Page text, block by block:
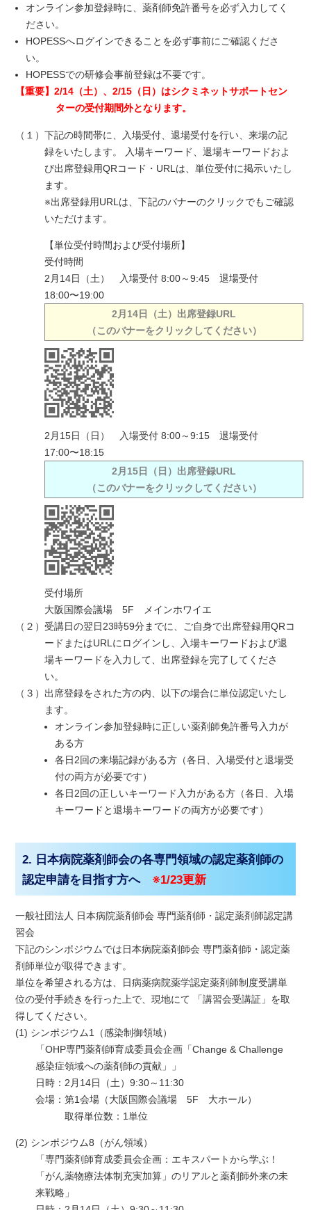
オンライン参加登録時に、薬剤師免許番号を必ず入力してく
ださい。
HOPESSへログインできることを必ず事前にご確認くださ
い。
HOPESSでの研修会事前登録は不要です。
【重要】2/14（土）、2/15（日）はシクミネットサポートセン
ターの受付期間外となります。
（１）下記の時間帯に、入場受付、退場受付を行い、来場の記
録をいたします。 入場キーワード、退場キーワードおよ
び出席登録用QRコード・URLは、単位受付に掲示いたし
ます。
※出席登録用URLは、下記のバナーのクリックでもご確認
いただけます。
【単位受付時間および受付場所】
受付時間
2月14日（土） 入場受付 8:00～9:45 退場受付
18:00〜19:00
2月14日（土）出席登録URL
（このバナーをクリックしてください）
2月15日（日） 入場受付 8:00～9:15 退場受付
17:00〜18:15
2月15日（日）出席登録URL
（このバナーをクリックしてください）
受付場所
大阪国際会議場 5F メインホワイエ
（２）受講日の翌日23時59分までに、ご自身で出席登録用QRコ
ードまたはURLにログインし、入場キーワードおよび退
場キーワードを入力して、出席登録を完了してくださ
い。
（３） 出席登録をされた方の内、以下の場合に単位認定いたし
ます。
オンライン参加登録時に正しい薬剤師免許番号入力が
ある方
各日2回の来場記録がある方（各日、入場受付と退場受
付の両方が必要です）
各日2回の正しいキーワード入力がある方（各日、入場
キーワードと退場キーワードの両方が必要です）
2. 日本病院薬剤師会の各専門領域の認定薬剤師の
認定申請を目指す方へ ※1/23更新
一般社団法人 日本病院薬剤師会 専門薬剤師・認定薬剤師認定講
習会
下記のシンポジウムでは日本病院薬剤師会 専門薬剤師・認定薬
剤師単位が取得できます。
単位を希望される方は、日病薬病院薬学認定薬剤師制度受講単
位の受付手続きを行った上で、現地にて 「講習会受講証」を取
得してください。
(1) シンポジウム1（感染制御領域）
「OHP専門薬剤師育成委員会企画「Change & Challenge
感染症領域への薬剤師の貢献」」
日時： 2月14日（土）9:30～11:30
会場：第1会場（大阪国際会議場 5F 大ホール）
取得単位数：1単位
(2) シンポジウム8（がん領域）
「専門薬剤師育成委員会企画：エキスパートから学ぶ！
「がん薬物療法体制充実加算」のリアルと薬剤師外来の未
来戦略」